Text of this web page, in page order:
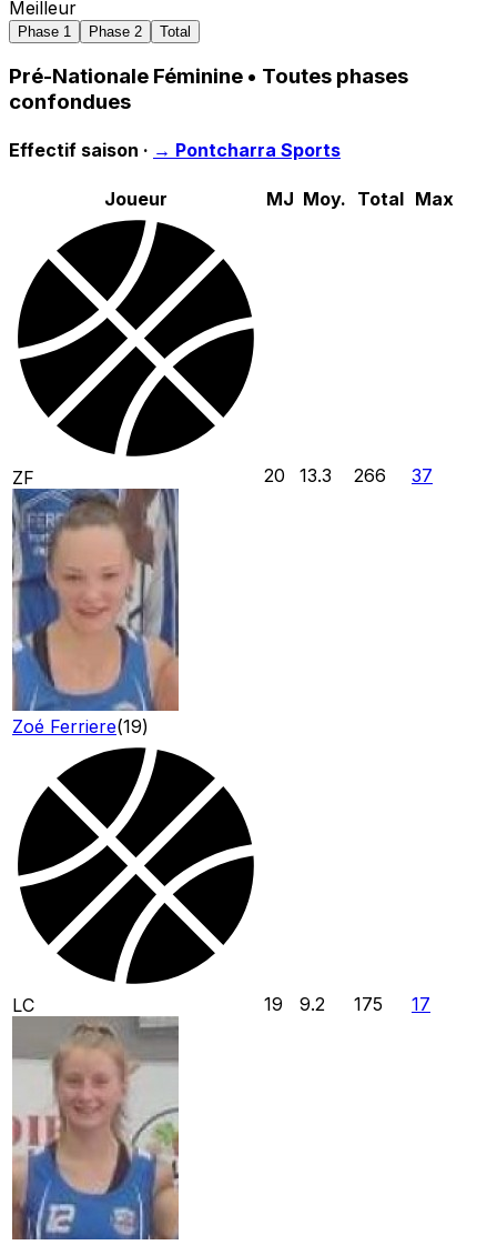
Meilleur
Phase 1 Phase 2 Total
Pré-Nationale Féminine • Toutes phases
confondues
Effectif saison · → Pontcharra Sports
Joueur MJ Moy. Total Max
ZF
Zoé Ferriere(19)
20 13.3 266 37
LC 19 9.2 175 17